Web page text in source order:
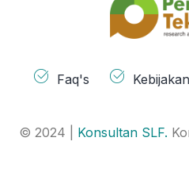
Faq's
© 2024 | Konsultan SLF.